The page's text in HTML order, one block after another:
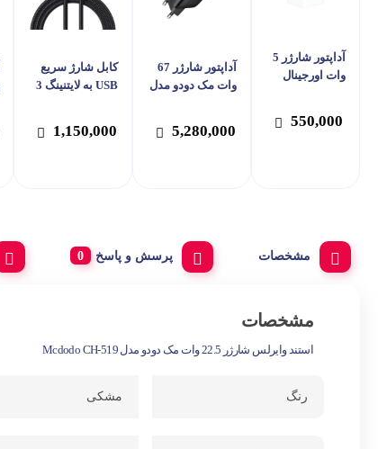
آداپتور شارژر 5
وات اورجینال
550,000
آداپتور شارژر 67
وات مک دودو مدل
5,280,000
کابل شارژ سریع
USB به لایتنینگ 3
1,150,000
مشخصات پرسش و پاسخ
مشخصات
استند وایرلس شارژر 22.5 وات مک دودو مدل Mcdodo CH-519
رنگ مشکی